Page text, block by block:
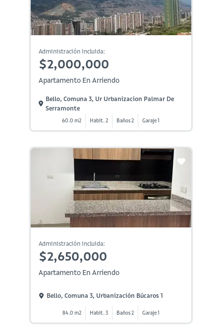
Administración incluida:
$2,000,000
Apartamento En Arriendo
Bello, Comuna 3, Ur Urbanizacion Palmar De
Serramonte
60.0 m2 Habit. 2 Baños 2 Garaje 1
Administración incluida:
$2,650,000
Apartamento En Arriendo
Bello, Comuna 3, Urbanización Búcaros 1
84.0 m2 Habit. 3 Baños 2 Garaje 1